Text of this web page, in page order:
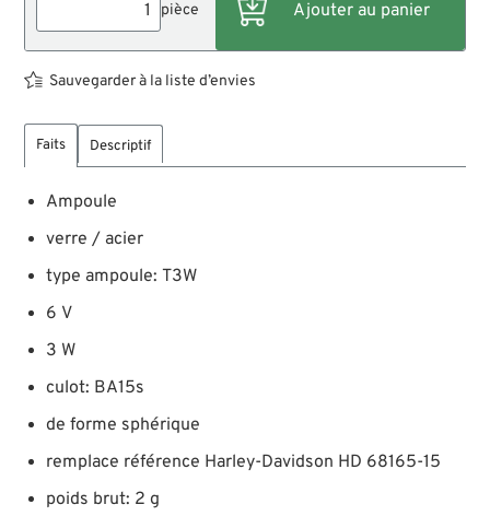
pièce
Sauvegarder à la liste d’envies
Faits Descriptif
Ampoule
verre / acier
type ampoule: T3W
6 V
3 W
culot: BA15s
de forme sphérique
remplace référence Harley-Davidson HD 68165-15
poids brut: 2 g